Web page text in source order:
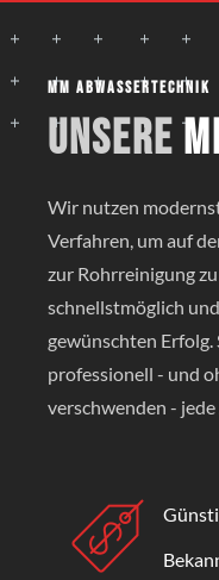
MM Abwassertechnik
Unsere
Wir nutzen
Verfahren, um auf
zur Rohrreinigung
schnellstmöglich
gewünschten Erfolg.
professionell - und
verschwenden -